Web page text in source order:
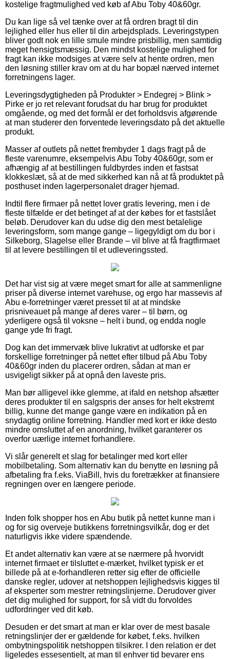
kostelige fragtmulighed ved køb af Abu Toby 40&60gr.
Du kan lige så vel tænke over at få ordren bragt til din
lejlighed eller hus eller til din arbejdsplads. Leveringstypen
bliver godt nok en lille smule mindre prisbillig, men samtidig
meget hensigtsmæssig. Den mindst kostelige mulighed for
fragt kan ikke modsiges at være selv at hente ordren, men
den løsning stiller krav om at du har bopæl nærved internet
forretningens lager.
Leveringsdygtigheden på Produkter > Endegrej > Blink >
Pirke er jo ret relevant forudsat du har brug for produktet
omgående, og med det formål er det forholdsvis afgørende
at man studerer den forventede leveringsdato på det aktuelle
produkt.
Masser af outlets på nettet frembyder 1 dags fragt på de
fleste varenumre, eksempelvis Abu Toby 40&60gr, som er
afhængig af at bestillingen fuldbyrdes inden et fastsat
klokkeslæt, så at de med sikkerhed kan nå at få produktet på
posthuset inden lagerpersonalet drager hjemad.
Indtil flere firmaer på nettet lover gratis levering, men i de
fleste tilfælde er det betinget af at der købes for et fastslået
beløb. Derudover kan du udse dig den mest betalelige
leveringsform, som mange gange – ligegyldigt om du bor i
Silkeborg, Slagelse eller Brande – vil blive at få fragtfirmaet
til at levere bestillingen til et udleveringssted.
Det har vist sig at være meget smart for alle at sammenligne
priser på diverse internet varehuse, og ergo har massevis af
Abu e-forretninger været presset til at at mindske
prisniveauet på mange af deres varer – til børn, og
yderligere også til voksne – helt i bund, og endda nogle
gange yde fri fragt.
Dog kan det immervæk blive lukrativt at udforske et par
forskellige forretninger på nettet efter tilbud på Abu Toby
40&60gr inden du placerer ordren, sådan at man er
usvigeligt sikker på at opnå den laveste pris.
Man bør alligevel ikke glemme, at ifald en netshop afsætter
deres produkter til en salgspris der anses for helt ekstremt
billig, kunne det mange gange være en indikation på en
snydagtig online forretning. Handler med kort er ikke desto
mindre omsluttet af en anordning, hvilket garanterer os
overfor uærlige internet forhandlere.
Vi slår generelt et slag for betalinger med kort eller
mobilbetaling. Som alternativ kan du benytte en løsning på
afbetaling fra f.eks. ViaBill, hvis du foretrækker at finansiere
regningen over en længere periode.
Inden folk shopper hos en Abu butik på nettet kunne man i
og for sig overveje butikkens forretningsvilkår, dog er det
naturligvis ikke videre spændende.
Et andet alternativ kan være at se nærmere på hvorvidt
internet firmaet er tilsluttet e-mærket, hvilket typisk er et
billede på at e-forhandleren retter sig efter de officielle
danske regler, udover at netshoppen lejlighedsvis kigges til
af eksperter som mestrer retningslinjerne. Derudover giver
det dig mulighed for support, for så vidt du forvoldes
udfordringer ved dit køb.
Desuden er det smart at man er klar over de mest basale
retningslinjer der er gældende for købet, f.eks. hvilken
ombytningspolitik netshoppen tilsikrer. I den relation er det
ligeledes essesentielt, at man til enhver tid bevarer ens